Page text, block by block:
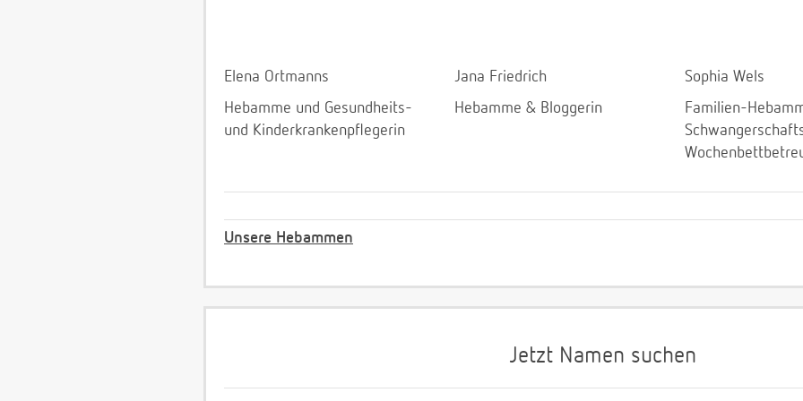
Elena Ortmanns
Hebamme und Gesundheits-
und Kinderkrankenpflegerin
Jana Friedrich
Hebamme & Bloggerin
Sophia Wels
Familien-
Unsere Hebammen
Jetzt Namen suchen